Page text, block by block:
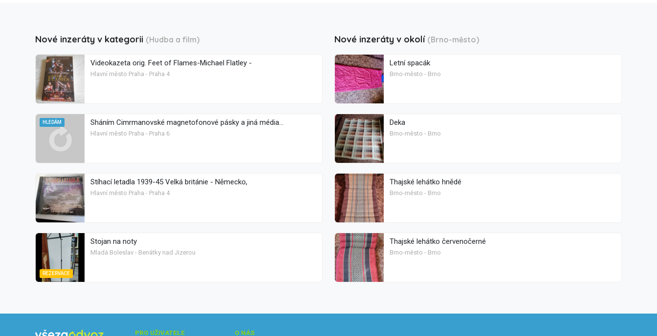
Nové inzeráty v kategorii (Hudba a film)
Videokazeta orig. Feet of Flames-Michael Flatley -
Hlavní město Praha - Praha 4
HLEDÁM Sháním Cimrmanovské magnetofonové pásky a jiná média...
Hlavní město Praha - Praha 6
Stíhací letadla 1939-45 Velká británie - Německo,
Hlavní město Praha - Praha 4
REZERVACE
Stojan na noty
Mladá Boleslav - Benátky nad Jizerou
Nové inzeráty v okolí (Brno-město)
Letní spacák
Brno-město - Brno
Deka
Brno-město - Brno
Thajské lehátko hnědé
Brno-město - Brno
Thajské lehátko červenočerné
Brno-město - Brno
PRO UŽIVATELE O NÁS